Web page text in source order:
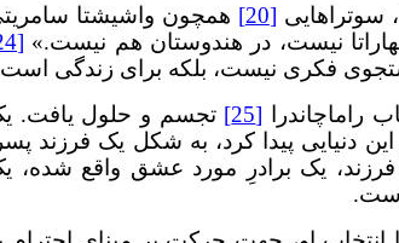
سوتراهایی [20]
همچون واشیشتا
نیست، در هندوستان هم نیست.» [24]
راماچاندرا [25]
تجسم و حلول یافت.
دنیایی پیدا کرد، به شکل یک فرزند
فرزند، یک برادرِ مورد عشق واقع شده،